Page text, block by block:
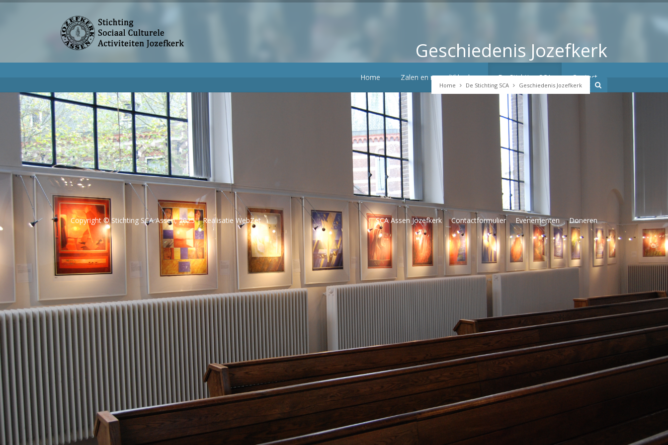
Home Zalen en mogelijkheden De Stichting SCA Contact
Home De Stichting SCA Geschiedenis Jozefkerk
Geschiedenis Jozefkerk
GESCHIEDENIS JOZEFKERK
Meer informatie over de geschiedenis van de Jozefkerk is terug te vinden via onderstaande link:
Geschiedenis Jozefkerk
Copyright © Stichting SCA Assen, 2025 | Realisatie WebZet SCA Assen Jozefkerk Contactformulier Evenementen Doneren
Contact Informatie
9401 GZ Assen
beheerjozefkerk@protestantsassen.nl
Direct een ruimte reserveren?
Neem contact met ons op
Zoeken